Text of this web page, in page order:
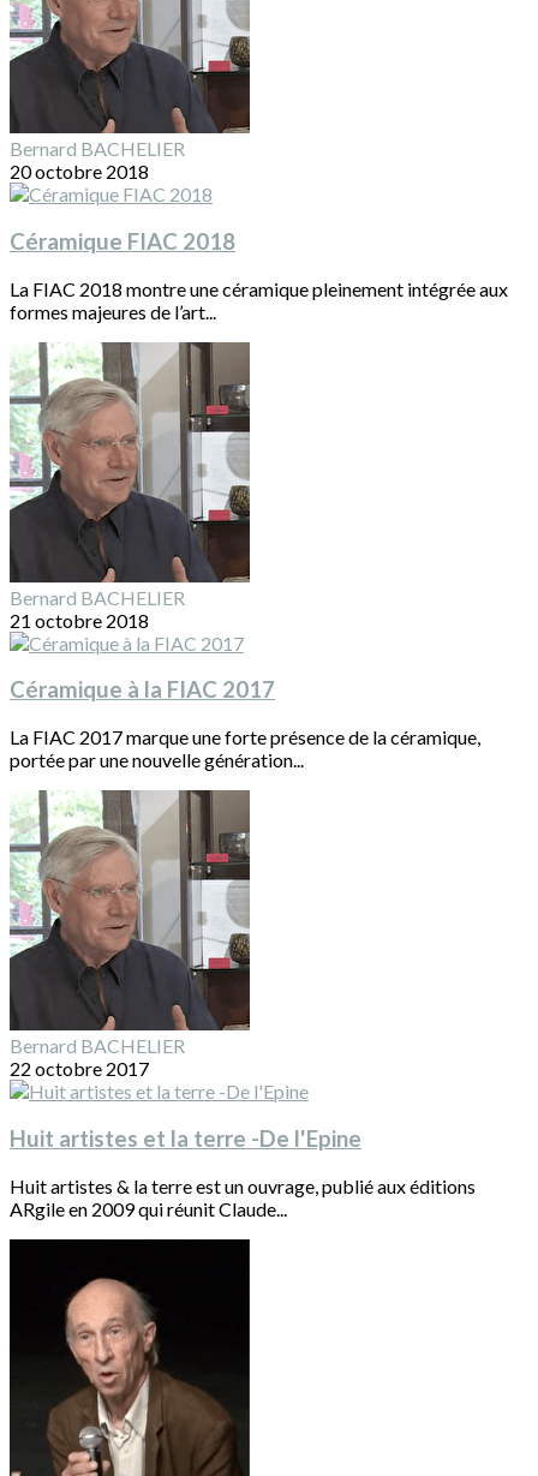
Bernard BACHELIER
20 octobre 2018
Céramique FIAC 2018
La FIAC 2018 montre une céramique pleinement intégrée aux
formes majeures de l’art...
Bernard BACHELIER
21 octobre 2018
Céramique à la FIAC 2017
La FIAC 2017 marque une forte présence de la céramique,
portée par une nouvelle génération...
Bernard BACHELIER
22 octobre 2017
Huit artistes et la terre -De l'Epine
Huit artistes & la terre est un ouvrage, publié aux éditions
ARgile en 2009 qui réunit Claude...